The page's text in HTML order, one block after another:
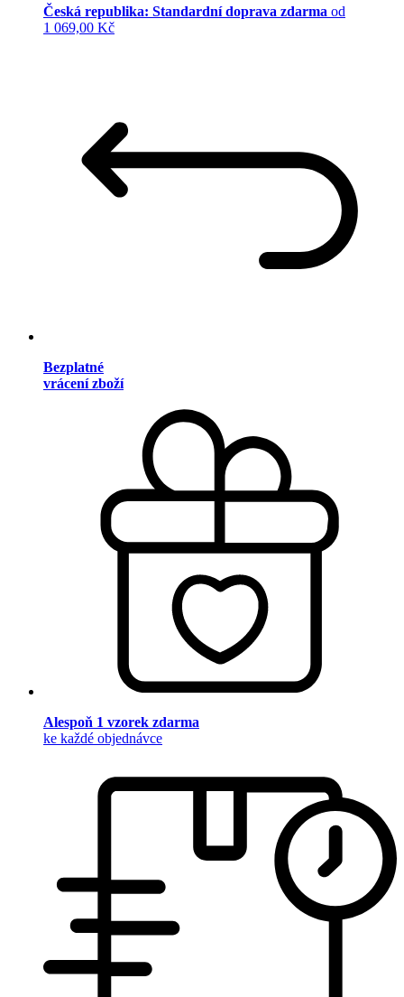
Česká republika: Standardní doprava zdarma od
1 069,00 Kč
Bezplatné
vrácení zboží
Alespoň 1 vzorek zdarma
ke každé objednávce